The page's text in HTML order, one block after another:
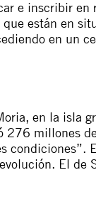
e inscribir en
están en
en un
en la isla
millones
condiciones”.
El de